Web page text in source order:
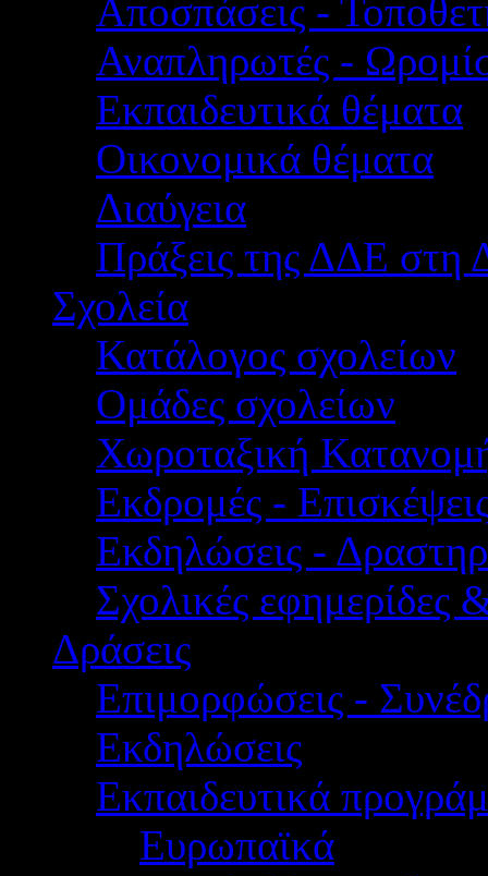
Αποσπάσεις -
Αναπληρωτές -
Εκπαιδευτικά θέματα
Οικονομικά θέματα
Διαύγεια
Πράξεις της ΔΔΕ στη
Σχολεία
Κατάλογος σχολείων
Ομάδες σχολείων
Χωροταξική
Εκδρομές -
Εκδηλώσεις -
Σχολικές εφημερίδες
Δράσεις
Επιμορφώσεις -
Εκδηλώσεις
Εκπαιδευτικά
Ευρωπαϊκά